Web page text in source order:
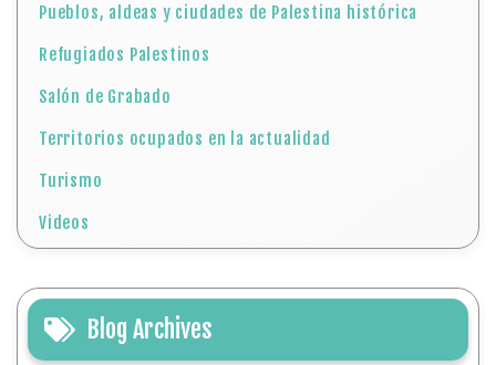
Pueblos, aldeas y ciudades de Palestina histórica
Refugiados Palestinos
Salón de Grabado
Territorios ocupados en la actualidad
Turismo
Videos
Blog Archives